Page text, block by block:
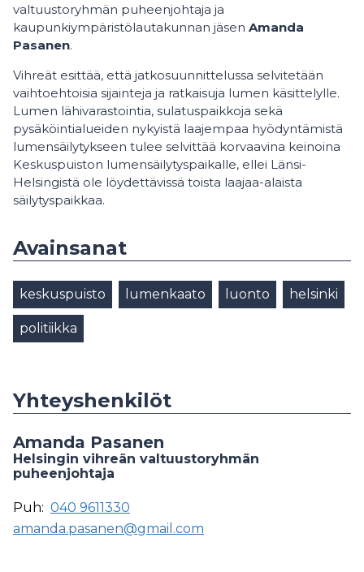
valtuustoryhmän puheenjohtaja ja
kaupunkiympäristölautakunnan jäsen Amanda
Pasanen.
Vihreät esittää, että jatkosuunnittelussa selvitetään
vaihtoehtoisia sijainteja ja ratkaisuja lumen käsittelylle.
Lumen lähivarastointia, sulatuspaikkoja sekä
pysäköintialueiden nykyistä laajempaa hyödyntämistä
lumensäilytykseen tulee selvittää korvaavina keinoina
Keskuspuiston lumensäilytyspaikalle, ellei Länsi-
Helsingistä ole löydettävissä toista laajaa-alaista
säilytyspaikkaa.
Avainsanat
keskuspuisto lumenkaato luonto helsinki
politiikka
Yhteyshenkilöt
Amanda Pasanen
Helsingin vihreän valtuustoryhmän
puheenjohtaja
Puh: 040 9611330
amanda.pasanen@gmail.com